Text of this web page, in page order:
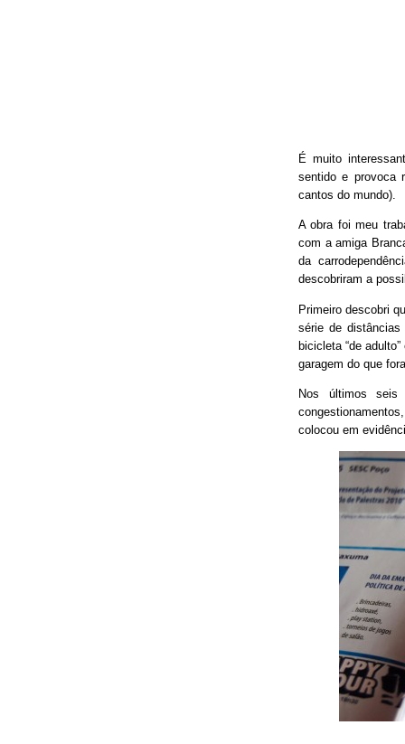
É muito
sentido e provoca
cantos do mundo).
A obra foi meu
com a amiga
da
descobriram a
Primeiro descobri
série de distâncias
bicicleta “de
garagem do que
Nos últimos seis
colocou em